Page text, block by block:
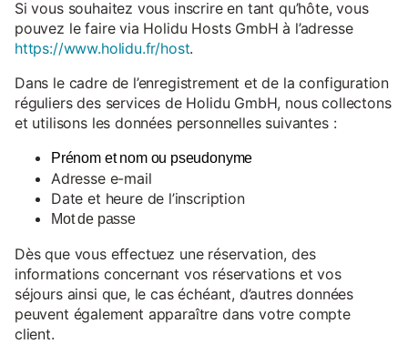
Si vous souhaitez vous inscrire en tant qu’hôte, vous
pouvez le faire via Holidu Hosts GmbH à l’adresse
https://www.holidu.fr/host.
Dans le cadre de l’enregistrement et de la configuration
réguliers des services de Holidu GmbH, nous collectons
et utilisons les données personnelles suivantes :
Prénom et nom ou pseudonyme
Adresse e-mail
Date et heure de l’inscription
Mot de passe
Dès que vous effectuez une réservation, des
informations concernant vos réservations et vos
séjours ainsi que, le cas échéant, d’autres données
peuvent également apparaître dans votre compte
client.